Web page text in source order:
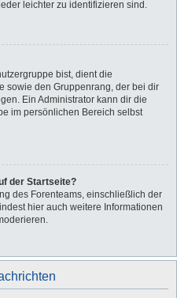
leichter zu identifizieren sind.
bist, dient die
sowie den Gruppenrang, der bei dir
Ein Administrator kann dir die
im persönlichen Bereich selbst
der Startseite?
des Forenteams, einschließlich der
hier auch weitere Informationen